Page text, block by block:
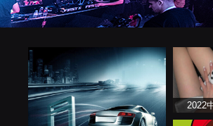
2022